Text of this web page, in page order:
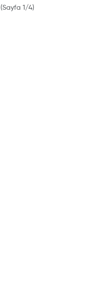
1/4)